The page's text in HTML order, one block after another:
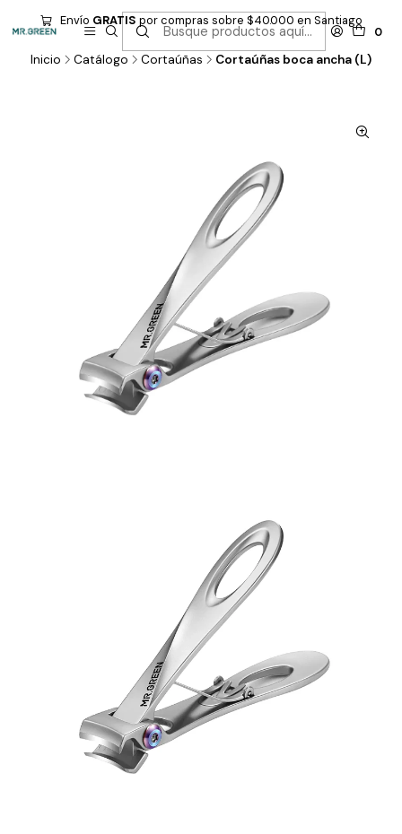
0
Envío GRATIS por compras sobre $40.000 en Santiago
Inicio Catálogo Cortaúñas Cortaúñas boca ancha (L)